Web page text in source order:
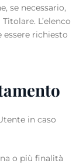
se necessario,
L’elenco
richiesto
in caso
o più finalità